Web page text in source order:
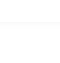
fondets
tid å gi
Fondet vil ha